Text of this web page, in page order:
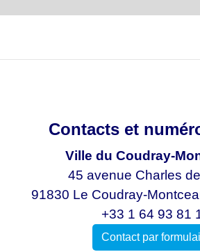
Contacts et
Ville du Coudray-
45 avenue Charles
91830 Le Coudray-
+33 1 64 93 81
Contact par